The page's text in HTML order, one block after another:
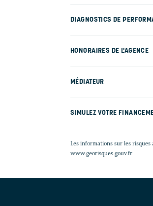
DIAGNOSTICS DE
HONORAIRES DE L'AGENCE
MÉDIATEUR
SIMULEZ VOTRE
Les informations sur les risques
www.georisques.gouv.fr